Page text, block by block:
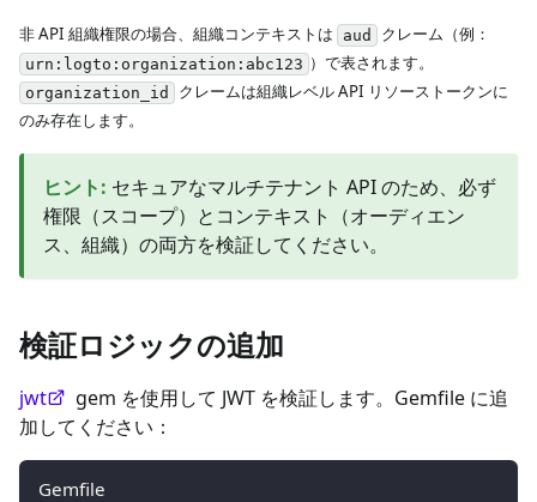
非 API 組織権限の場合、組織コンテキストは aud クレーム（例：
urn:logto:organization:abc123 ）で表されます。
organization_id
クレームは組織レベル API リソーストークンに
のみ存在します。
ヒント: セキュアなマルチテナント API のため、必ず
権限（スコープ）とコンテキスト（オーディエン
ス、組織）の両方を検証してください。
検証ロジックの追加
jwt
gem を使用して JWT を検証します。Gemfile に追
加してください：
Gemfile